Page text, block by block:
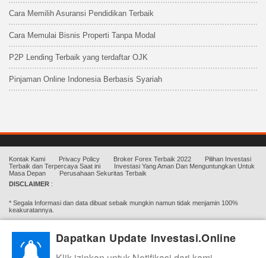
Cara Memilih Asuransi Pendidikan Terbaik
Cara Memulai Bisnis Properti Tanpa Modal
P2P Lending Terbaik yang terdaftar OJK
Pinjaman Online Indonesia Berbasis Syariah
Kontak Kami Privacy Policy Broker Forex Terbaik 2022
Pilihan Investasi
Terbaik dan Terpercaya Saat ini
Investasi Yang Aman Dan Menguntungkan Untuk
Masa Depan
Perusahaan Sekuritas Terbaik
DISCLAIMER :
* Segala Informasi dan data dibuat sebaik mungkin namun tidak menjamin 100%
keakuratannya.
* Investasi.Online Tidak menghimpun dana, tidak mengajak ataupun mengharuskan
Dapatkan Update Investasi.Online